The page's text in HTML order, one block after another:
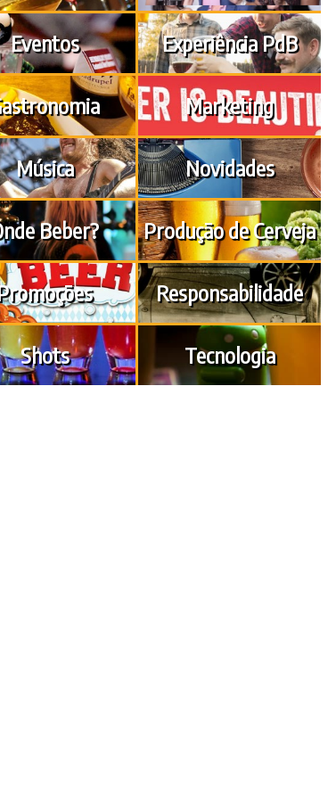
Eventos Experiência PdB
Marketing
Música Novidades
Beber? Produção de Cerveja
Responsabilidade
Shots Tecnologia